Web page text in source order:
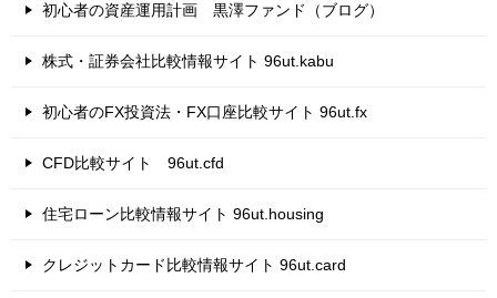
初心者の資産運用計画 黒澤ファンド（ブログ）
株式・証券会社比較情報サイト 96ut.kabu
初心者のFX投資法・FX口座比較サイト 96ut.fx
CFD比較サイト 96ut.cfd
住宅ローン比較情報サイト 96ut.housing
クレジットカード比較情報サイト 96ut.card